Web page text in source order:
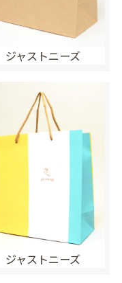
ジャストニーズ
ジャストニーズ